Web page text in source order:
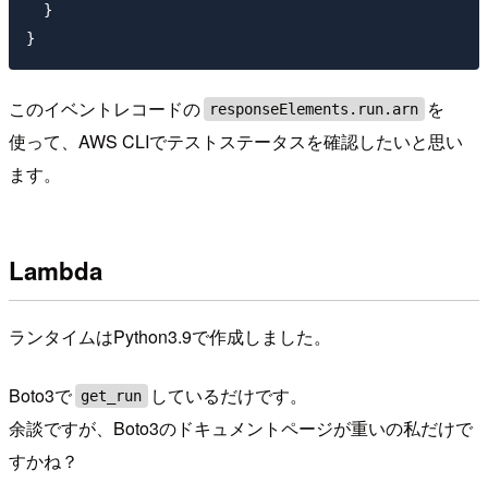
  }
このイベントレコードの responseElements.run.arn
を
使って、AWS CLIでテストステータスを確認したいと思い
ます。
Lambda
ランタイムはPython3.9で作成しました。
Boto3で get_run
しているだけです。
余談ですが、Boto3のドキュメントページが重いの私だけで
すかね？